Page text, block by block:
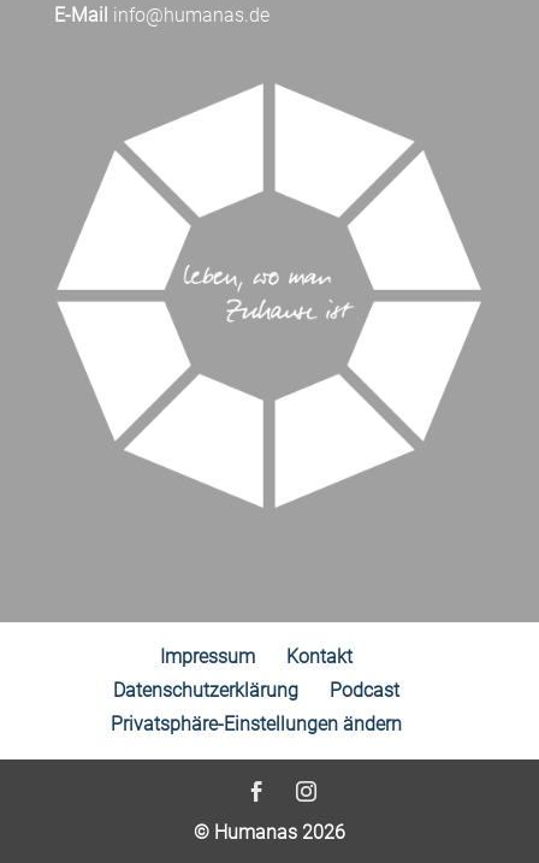
E-Mail info@humanas.de
Impressum
Kontakt
Datenschutzerklärung
Podcast
Privatsphäre-Einstellungen ändern
© Humanas 2026